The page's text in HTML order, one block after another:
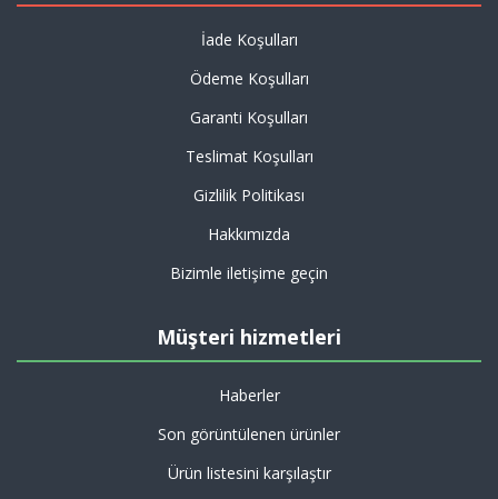
İade Koşulları
Ödeme Koşulları
Garanti Koşulları
Teslimat Koşulları
Gizlilik Politikası
Hakkımızda
Bizimle iletişime geçin
Müşteri hizmetleri
Haberler
Son görüntülenen ürünler
Ürün listesini karşılaştır